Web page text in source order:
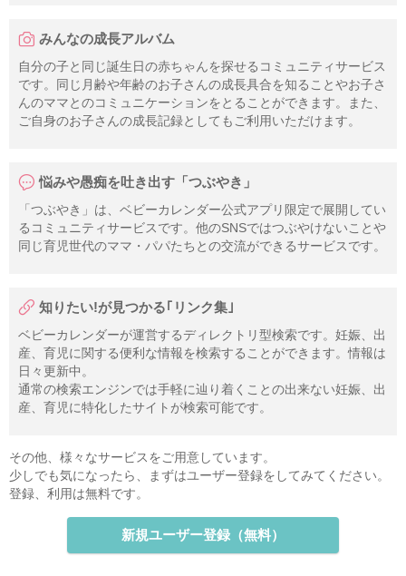
みんなの成長アルバム
自分の子と同じ誕生日の赤ちゃんを探せるコミュニティサービス
です。同じ月齢や年齢のお子さんの成長具合を知ることやお子さ
んのママとのコミュニケーションをとることができます。また、
ご自身のお子さんの成長記録としてもご利用いただけます。
悩みや愚痴を吐き出す「つぶやき」
「つぶやき」は、ベビーカレンダー公式アプリ限定で展開してい
るコミュニティサービスです。他のSNSではつぶやけないことや
同じ育児世代のママ・パパたちとの交流ができるサービスです。
知りたい!が見つかる｢リンク集｣
ベビーカレンダーが運営するディレクトリ型検索です。妊娠、出
産、育児に関する便利な情報を検索することができます。情報は
日々更新中。
通常の検索エンジンでは手軽に辿り着くことの出来ない妊娠、出
産、育児に特化したサイトが検索可能です。
その他、様々なサービスをご用意しています。
少しでも気になったら、まずはユーザー登録をしてみてください。
登録、利用は無料です。
新規ユーザー登録（無料）